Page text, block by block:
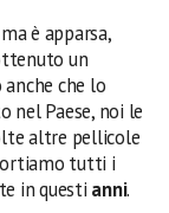
è apparsa,
un
anche che lo
Paese, noi le
altre pellicole
tutti i
in questi anni.